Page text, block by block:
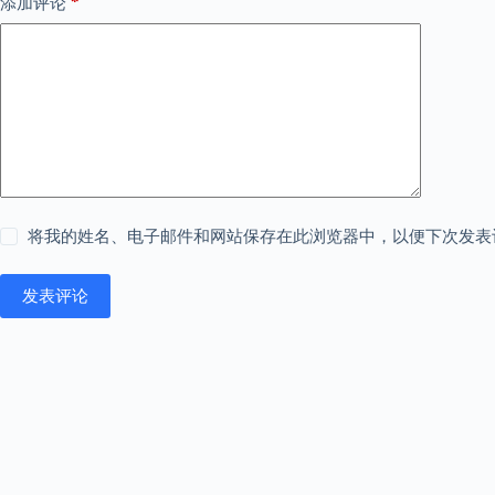
添加评论
将我的姓名、电子邮件和网站保存在此浏览器中，以便下次发表
发表评论